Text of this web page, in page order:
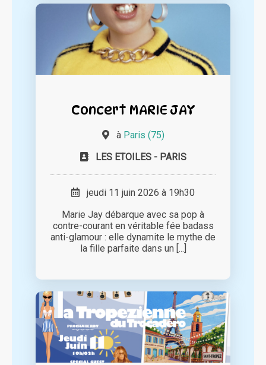
Concert MARIE JAY
à Paris (75)
LES ETOILES - PARIS
jeudi 11 juin 2026 à 19h30
Marie Jay débarque avec sa pop à
contre-courant en véritable fée badass
anti-glamour : elle dynamite le mythe de
la fille parfaite dans un [...]